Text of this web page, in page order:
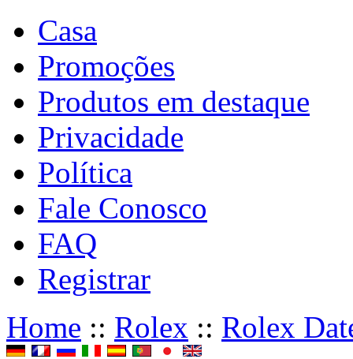
Casa
Promoções
Produtos em destaque
Privacidade
Política
Fale Conosco
FAQ
Registrar
Home :: Rolex :: Rolex